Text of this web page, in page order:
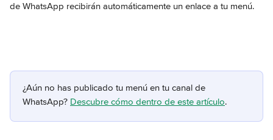
de WhatsApp recibirán automáticamente un enlace a tu menú.
¿Aún no has publicado tu menú en tu canal de
WhatsApp? Descubre cómo dentro de este artículo.